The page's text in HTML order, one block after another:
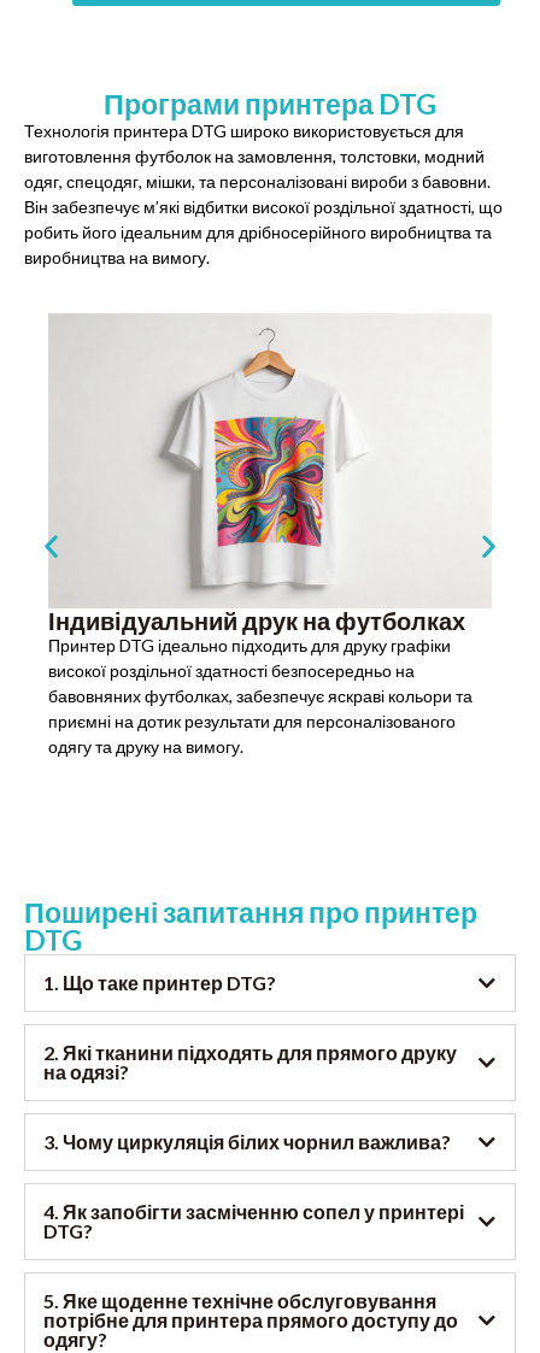
Програми принтера DTG
Технологія принтера DTG широко використовується для
виготовлення футболок на замовлення, толстовки, модний
одяг, спецодяг, мішки, та персоналізовані вироби з бавовни.
Він забезпечує м’які відбитки високої роздільної здатності, що
робить його ідеальним для дрібносерійного виробництва та
виробництва на вимогу.
Індивідуальний друк на футболках
Принтер DTG ідеально підходить для друку графіки
високої роздільної здатності безпосередньо на
бавовняних футболках, забезпечує яскраві кольори та
приємні на дотик результати для персоналізованого
одягу та друку на вимогу.
Поширені запитання про принтер
DTG
1. Що таке принтер DTG?
2. Які тканини підходять для прямого друку
на одязі?
3. Чому циркуляція білих чорнил важлива?
4. Як запобігти засміченню сопел у принтері
DTG?
5. Яке щоденне технічне обслуговування
потрібне для принтера прямого доступу до
одягу?